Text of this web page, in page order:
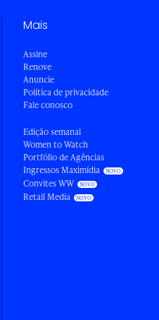
Mais
Assine
Renove
Anuncie
Política de privacidade
Fale conosco
Edição semanal
Women to Watch
Portfólio de Agências
Ingressos Maximídia
Convites WW
Retail Media